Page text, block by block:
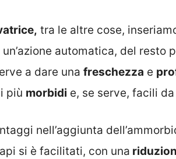
tra le altre cose,
automatica, del resto
a dare una freschezza e
più morbidi e, se serve, facili
nell’aggiunta
si è facilitati, con una